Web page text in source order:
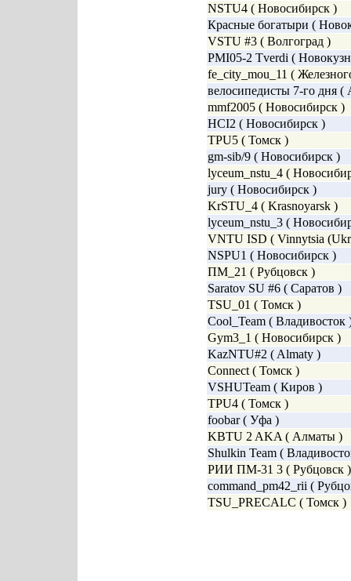
NSTU4 ( Новосибирск )
Красные богатыри (
VSTU #3 ( Волгоград )
PMI05-2 Tverdi (
fe_city_mou_11 (
велосипедисты 7-го дня (
mmf2005 ( Новосибирск )
HCI2 ( Новосибирск )
TPU5 ( Томск )
gm-sib/9 ( Новосибирск )
lyceum_nstu_4 (
jury ( Новосибирск )
KrSTU_4 ( Krasnoyarsk )
lyceum_nstu_3 (
VNTU ISD ( Vinnytsia
NSPU1 ( Новосибирск )
ПМ_21 ( Рубцовск )
Saratov SU #6 ( Саратов )
TSU_01 ( Томск )
Cool_Team ( Владивосток
Gym3_1 ( Новосибирск )
KazNTU#2 ( Almaty )
Connect ( Томск )
VSHUTeam ( Киров )
TPU4 ( Томск )
foobar ( Уфа )
KBTU 2 AKA ( Алматы )
Shulkin Team (
РИИ ПМ-31 3 ( Рубцовск )
command_pm42_rii (
TSU_PRECALC ( Томск )